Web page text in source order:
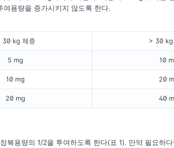
용량을 증가시키지 않도록 한다.
30 kg 체중 > 30 kg
5 mg 10
10 mg 20
20 mg 40
용량의 1/2을 투여하도록 한다(표 1). 만약 필요하